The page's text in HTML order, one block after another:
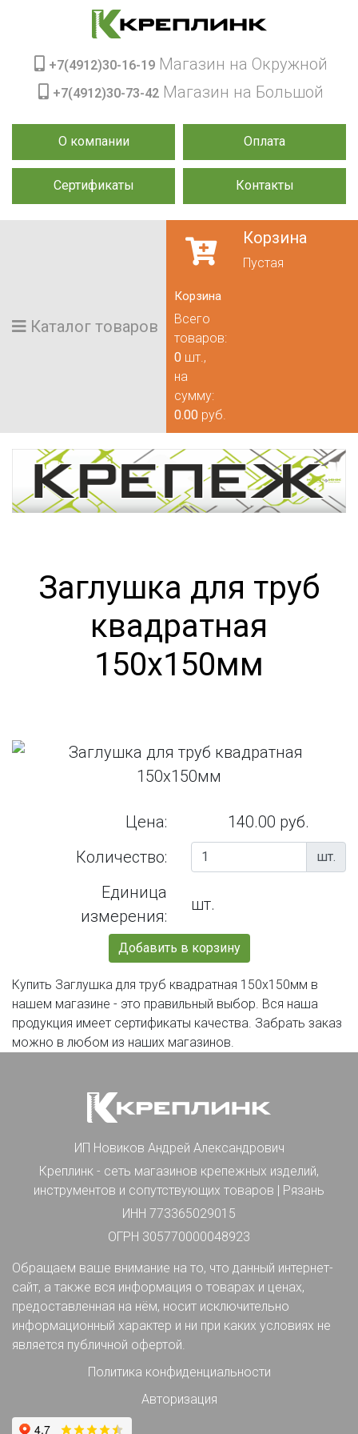
О компании Оплата
Сертификаты Контакты
+7(4912)30-16-19 Магазин на Окружной
+7(4912)30-73-42 Магазин на Большой
Каталог товаров
Корзина
Пустая
Корзина
Всего
товаров:
0 шт.,
на
сумму:
0.00 руб.
Заглушка для труб
квадратная
150х150мм
Цена:
140.00 руб.
Количество:
шт.
Единица
измерения:
шт.
Добавить в корзину
Купить Заглушка для труб квадратная 150х150мм в
нашем магазине - это правильный выбор. Вся наша
продукция имеет сертификаты качества. Забрать заказ
можно в любом из наших магазинов.
ИП Новиков Андрей Александрович
Креплинк - сеть магазинов крепежных изделий,
инструментов и сопутствующих товаров | Рязань
ИНН 773365029015
ОГРН 305770000048923
Обращаем ваше внимание на то, что данный интернет-
сайт, а также вся информация о товарах и ценах,
предоставленная на нём, носит исключительно
информационный характер и ни при каких условиях не
является публичной офертой.
Политика конфиденциальности
Авторизация